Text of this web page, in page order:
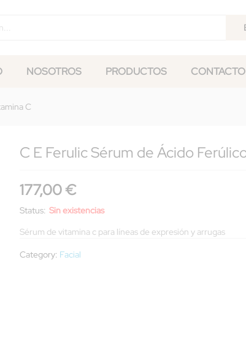
NOSOTROS PRODUCTOS CONTACTO
C
C E Ferulic Sérum de Ácido
177,00€
Status: Sin existencias
Sérum de vitamina c para líneas de expresión y arrugas
Category: Facial